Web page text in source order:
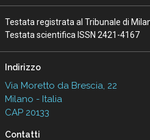
Testata registrata al Tribunale di
Testata scientifica ISSN 2421-4167
Indirizzo
Via Moretto da Brescia, 22
Milano - Italia
CAP 20133
Contatti